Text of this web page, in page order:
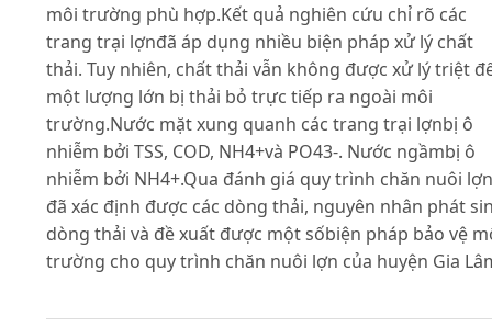
môi trường phù hợp.Kết quả nghiên cứu chỉ rõ các
trang trại lợnđã áp dụng nhiều biện pháp xử lý chất
thải. Tuy nhiên, chất thải vẫn không được xử lý triệt
một lượng lớn bị thải bỏ trực tiếp ra ngoài môi
trường.Nước mặt xung quanh các trang trại lợnbị ô
nhiễm bởi TSS, COD, NH4+và PO43-. Nước ngầmbị ô
nhiễm bởi NH4+.Qua đánh giá quy trình chăn nuôi lợn
đã xác định được các dòng thải, nguyên nhân phát
dòng thải và đề xuất được một sốbiện pháp bảo vệ
trường cho quy trình chăn nuôi lợn của huyện Gia